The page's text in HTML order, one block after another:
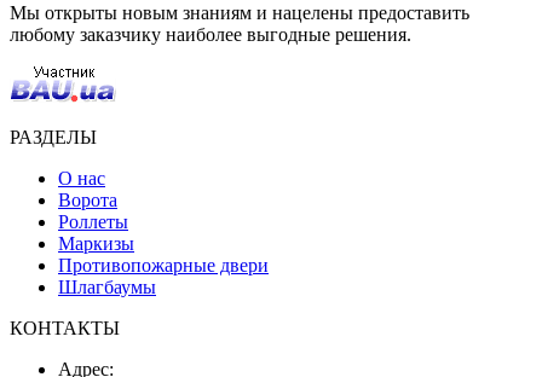
Мы открыты новым знаниям и нацелены предоставить
любому заказчику наиболее выгодные решения.
РАЗДЕЛЫ
О нас
Ворота
Роллеты
Маркизы
Противопожарные двери
Шлагбаумы
КОНТАКТЫ
Адрес: